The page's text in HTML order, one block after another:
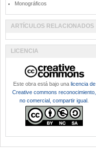
Monográficos
ARTÍCULOS RELACIONADOS
LICENCIA
Este obra está bajo una licencia de
Creative commons reconocimiento,
no comercial, compartir igual